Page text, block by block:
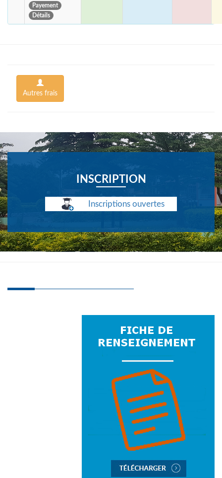
Payement
Détails
Autres frais
INSCRIPTION
Inscriptions ouvertes